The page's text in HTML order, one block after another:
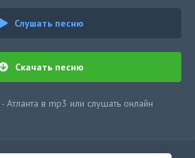
Слушать песню
Скачать песню
Атланта в mp3 или слушать онлайн